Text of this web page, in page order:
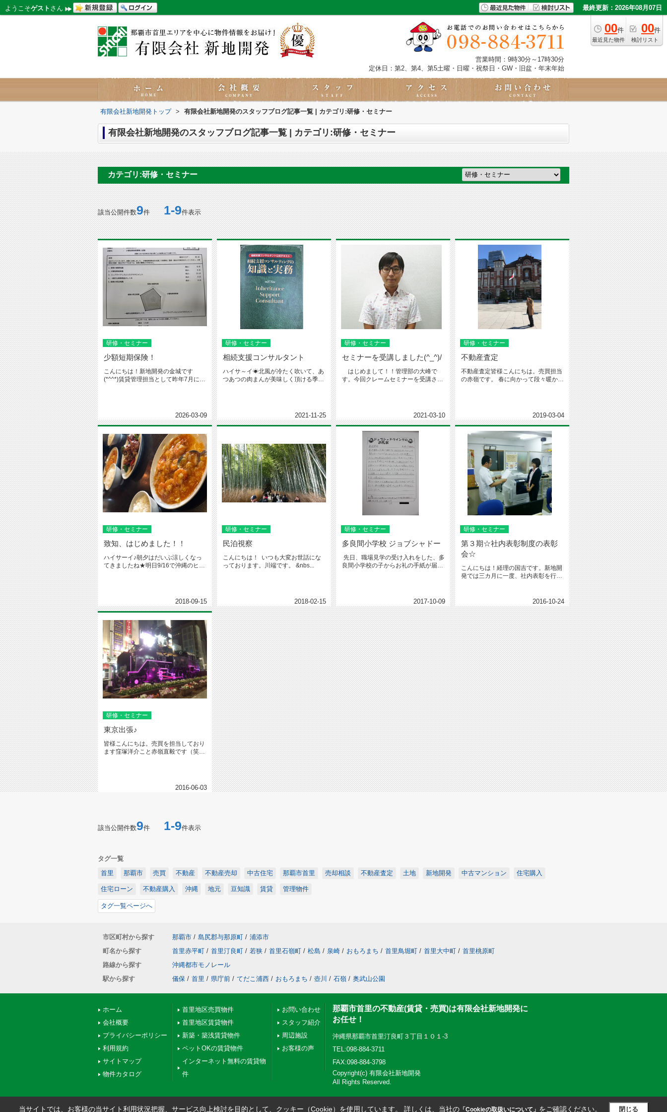
ようこそゲスト さん 最終更新：2026年08月07日
00件
最近見た物件
00件
検討リスト
営業時間：9時30分～17時30分
定休日：第2、第4、第5土曜・日曜・祝祭日・GW・旧盆・年末年始
有限会社新地開発トップ > 有限会社新地開発のスタッフブログ記事一覧 | カテゴリ:研修・セミナー
有限会社新地開発のスタッフブログ記事一覧 | カテゴリ:研修・セミナー
カテゴリ:研修・セミナー
該当公開件数9件1-9件表示
研修・セミナー
少額短期保険！
こんにちは！新地開発の金城です
(*^^*)賃貸管理担当として昨年7月に入
2026-03-09
研修・セミナー
相続支援コンサルタント
ハイサ～イ☀北風が冷たく吹いて、あ
つあつの肉まんが美味しく頂ける季節
2021-11-25
研修・セミナー
セミナーを受講しました(^_^)/
はじめまして！！管理部の大峰で
す。今回クレームセミナーを受講させ
2021-03-10
研修・セミナー
不動産査定
不動産査定皆様こんにちは。売買担当
の赤嶺です。 春に向かって段々暖かく
2019-03-04
研修・セミナー
致知、はじめました！！
ハイサーイ♪朝夕はだいぶ涼しくなっ
てきましたね★明日9/16で沖縄のヒー
2018-09-15
研修・セミナー
民泊視察
こんにちは！ いつも大変お世話にな
っております。川端です。 &nbs...
2018-02-15
研修・セミナー
多良間小学校 ジョブシャドー
先日、職場見学の受け入れをした、多
良間小学校の子からお礼の手紙が届き
2017-10-09
研修・セミナー
第３期☆社内表彰制度の表彰
会☆
こんにちは！経理の国吉です。新地開
発では三カ月に一度、社内表彰を行っ
2016-10-24
研修・セミナー
東京出張♪
皆様こんにちは。売買を担当しており
ます窪塚洋介こと赤嶺直毅です（笑）
2016-06-03
該当公開件数9件 1-9件表示
タグ一覧
首里
那覇市 売買 不動産 不動産売却 中古住宅 那覇市首里 売却相談 不動産査定 土地 新地開発 中古マンション 住宅購入
住宅ローン 不動産購入 沖縄 地元 豆知識 賃貸 管理物件
タグ一覧ページへ
市区町村から探す 那覇市 / 島尻郡与那原町 / 浦添市
町名から探す
首里赤平町 / 首里汀良町 / 若狭 / 首里石嶺町 / 松島 / 泉崎 / おもろまち / 首里鳥堀町 / 首里大中町 / 首里桃原町
路線から探す
沖縄都市モノレール
駅から探す
儀保 / 首里 / 県庁前 / てだこ浦西 / おもろまち / 壺川 / 石嶺 / 奥武山公園
ホーム
会社概要
プライバシーポリシー
利用規約
サイトマップ
物件カタログ
首里地区売買物件
首里地区賃貸物件
新築・築浅賃貸物件
ペットOKの賃貸物件
インターネット無料の賃貸物
件
お問い合わせ
スタッフ紹介
周辺施設
お客様の声
那覇市首里の不動産(賃貸・売買)は有限会社新地開発に
お任せ！
沖縄県那覇市首里汀良町３丁目１０１-3
TEL:098-884-3711
FAX:098-884-3798
Copyright(c) 有限会社新地開発
All Rights Reserved.
当サイトでは、お客様の当サイト利用状況把握、サービス向上検討を目的として、クッキー（Cookie）を使用しています。 詳しくは、当社の「Cookieの取扱いについて」 をご確認ください。 閉じる